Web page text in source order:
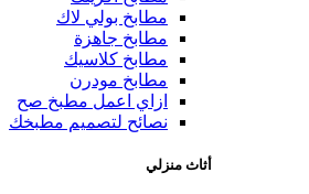
مطابخ بولي لاك
مطابخ جاهزة
مطابخ كلاسيك
مطابخ مودرن
ازاي اعمل مطبخ صح
نصائح لتصميم مطبخك
أثاث منزلي